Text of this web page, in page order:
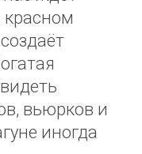
вьюрков и
иногда